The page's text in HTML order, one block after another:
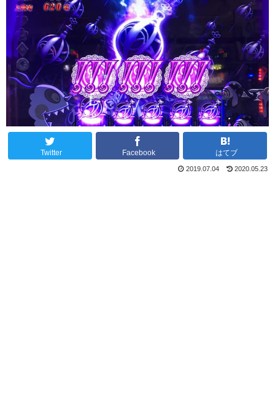
Twitter Facebook はてブ
2020.05.23
2019.07.04